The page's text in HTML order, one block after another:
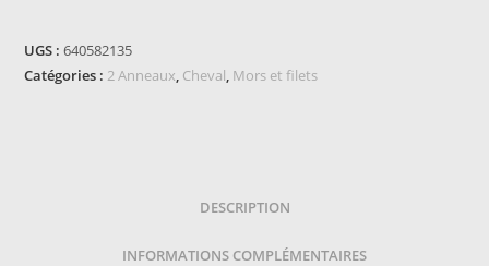
anneaux
SPRENGER
UGS :640582135
Catégories : 2 Anneaux, Cheval, Mors et filets
DESCRIPTION
INFORMATIONS COMPLÉMENTAIRES